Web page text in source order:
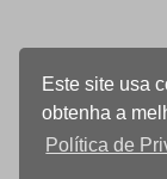
Este site usa
obtenha a
Política de